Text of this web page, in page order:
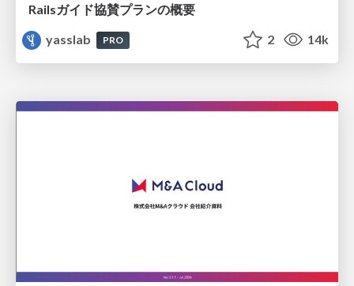
Railsガイド協賛プランの概要
yasslab
PRO 2 14k